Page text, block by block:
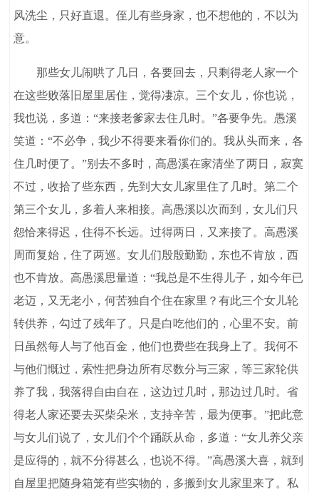
风洗尘，只好直退。侄儿有些身家，也不想他的，不以为
意。
那些女儿闹哄了几日，各要回去，只剩得老人家一个
在这些败落旧屋里居住，觉得凄凉。三个女儿，你也说，
我也说，多道：“来接老爹家去住几时。”各要争先。愚溪
笑道：“不必争，我少不得要来看你们的。我从头而来，各
住几时便了。”别去不多时，高愚溪在家清坐了两日，寂寞
不过，收拾了些东西，先到大女儿家里住了几时。第二个
第三个女儿，多着人来相接。高愚溪以次而到，女儿们只
怨恰来得迟，住得不长远。过得两日，又来接了。高愚溪
周而复始，住了两巡。女儿们殷殷勤勤，东也不肯放，西
也不肯放。高愚溪思量道：“我总是不生得儿子，如今年已
老迈，又无老小，何苦独自个住在家里？有此三个女儿轮
转供养，勾过了残年了。只是白吃他们的，心里不安。前
日虽然每人与了他百金，他们也费些在我身上了。我何不
与他们慨过，索性把身边所有尽数分与三家，等三家轮供
养了我，我落得自由自在，这边过几时，那边过几时。省
得老人家还要去买柴朵米，支持辛苦，最为便事。”把此意
与女儿们说了，女儿们个个踊跃从命，多道：“女儿养父亲
是应得的，就不分得甚么，也说不得。”高愚溪大喜，就到
自屋里把随身箱笼有些实物的，多搬到女儿家里来了。私